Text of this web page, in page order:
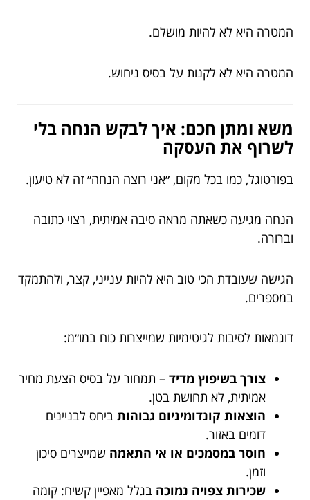
המטרה היא לא להיות מושלם.
המטרה היא לא לקנות על בסיס ניחוש.
משא ומתן חכם: איך לבקש הנחה בלי
לשרוף את העסקה
בפורטוגל, כמו בכל מקום, ״אני רוצה הנחה״ זה לא טיעון.
הנחה מגיעה כשאתה מראה סיבה אמיתית, רצוי כתובה
וברורה.
הגישה שעובדת הכי טוב היא להיות ענייני, קצר, ולהתמקד
במספרים.
דוגמאות לסיבות לגיטימיות שמייצרות כוח במו״מ:
צורך בשיפוץ מדיד – תמחור על בסיס הצעת מחיר
אמיתית, לא תחושת בטן.
הוצאות קונדומיניום גבוהות ביחס לבניינים
דומים באזור.
חוסר במסמכים או אי התאמה שמייצרים סיכון
וזמן.
שכירות צפויה נמוכה בגלל מאפיין קשיח: קומה